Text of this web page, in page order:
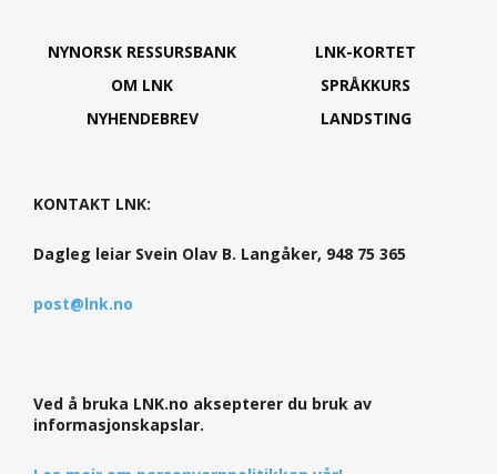
NYNORSK RESSURSBANK
OM LNK
NYHENDEBREV
LNK-KORTET
SPRÅKKURS
LANDSTING
KONTAKT LNK:
Dagleg leiar Svein Olav B. Langåker, 948 75 365
post@lnk.no
Ved å bruka LNK.no aksepterer du bruk av
informasjonskapslar.